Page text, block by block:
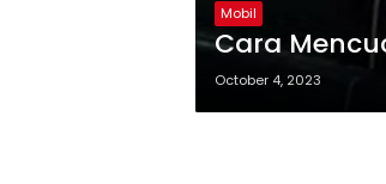
Mobil
Cara
October 4, 2023